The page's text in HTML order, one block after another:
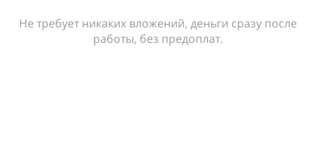
Не требует никаких вложений, деньги сразу после
работы, без предоплат.